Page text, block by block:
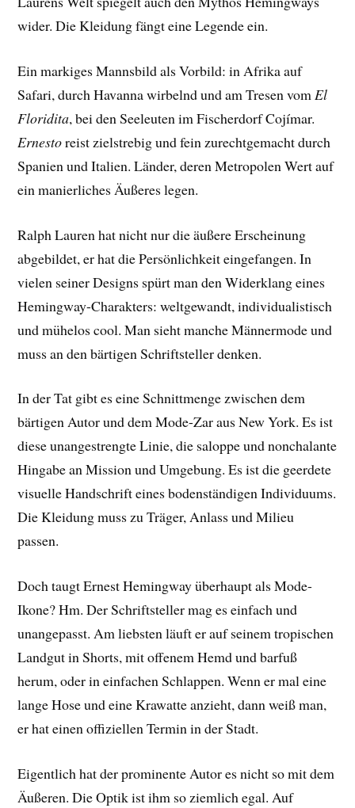
wider. Die Kleidung fängt eine Legende ein.
Ein markiges Mannsbild als Vorbild: in Afrika auf
Safari, durch Havanna wirbelnd und am Tresen vomEl
Floridita, bei den Seeleuten im Fischerdorf Cojímar.
Ernestoreist zielstrebig und fein zurechtgemacht durch
Spanien und Italien. Länder, deren Metropolen Wert auf
ein manierliches Äußeres legen.
Ralph Lauren hat nicht nur die äußere Erscheinung
abgebildet, er hat die Persönlichkeit eingefangen. In
vielen seiner Designs spürt man den Widerklang eines
Hemingway-Charakters: weltgewandt, individualistisch
und mühelos cool. Man sieht manche Männermode und
muss an den bärtigen Schriftsteller denken.
In der Tat gibt es eine Schnittmenge zwischen dem
bärtigen Autor und dem Mode-Zar aus New York. Es ist
diese unangestrengte Linie, die saloppe und nonchalante
Hingabe an Mission und Umgebung. Es ist die geerdete
visuelle Handschrift eines bodenständigen Individuums.
Die Kleidung muss zu Träger, Anlass und Milieu
passen.
Doch taugt Ernest Hemingway überhaupt als Mode-
Ikone? Hm. Der Schriftsteller mag es einfach und
unangepasst. Am liebsten läuft er auf seinem tropischen
Landgut in Shorts, mit offenem Hemd und barfuß
herum, oder in einfachen Schlappen. Wenn er mal eine
lange Hose und eine Krawatte anzieht, dann weiß man,
er hat einen offiziellen Termin in der Stadt.
Eigentlich hat der prominente Autor es nicht so mit dem
Äußeren. Die Optik ist ihm so ziemlich egal. Auf